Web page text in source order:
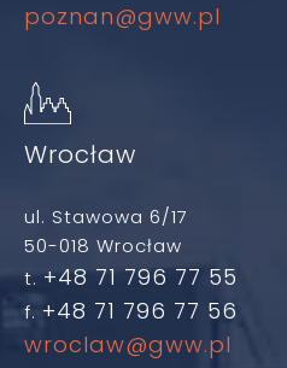
poznan@gww.pl
Wrocław
ul. Stawowa 6/17
50-018 Wrocław
t. +48 71 796 77 55
f. +48 71 796 77 56
wroclaw@gww.pl